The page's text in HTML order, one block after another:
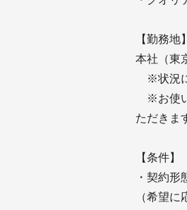
【勤務地】
本社（東
※状況に
※お使い
ただきま
【条件】
・契約形
（希望